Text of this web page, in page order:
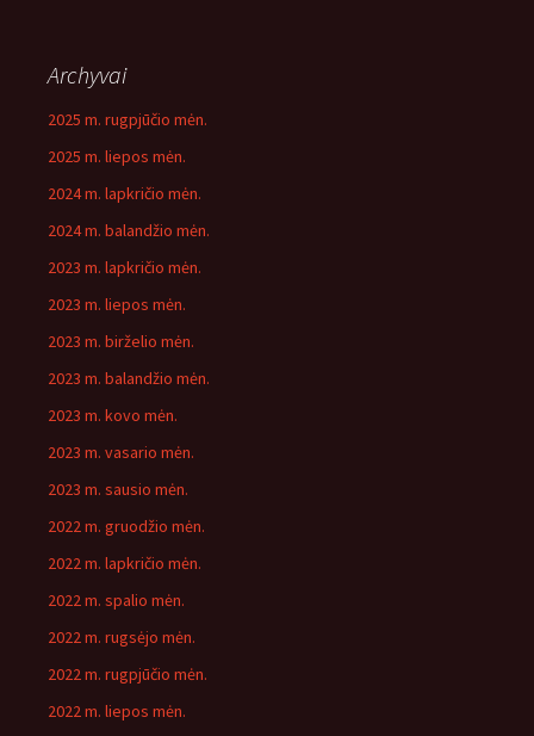
Archyvai
2025 m. rugpjūčio mėn.
2025 m. liepos mėn.
2024 m. lapkričio mėn.
2024 m. balandžio mėn.
2023 m. lapkričio mėn.
2023 m. liepos mėn.
2023 m. birželio mėn.
2023 m. balandžio mėn.
2023 m. kovo mėn.
2023 m. vasario mėn.
2023 m. sausio mėn.
2022 m. gruodžio mėn.
2022 m. lapkričio mėn.
2022 m. spalio mėn.
2022 m. rugsėjo mėn.
2022 m. rugpjūčio mėn.
2022 m. liepos mėn.